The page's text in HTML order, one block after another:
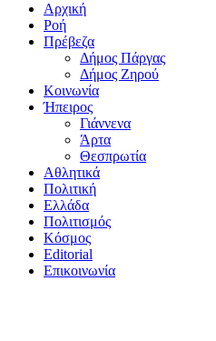
Αρχική
Ροή
Πρέβεζα
Δήμος Πάργας
Δήμος Ζηρού
Κοινωνία
Ήπειρος
Γιάννενα
Άρτα
Θεσπρωτία
Αθλητικά
Πολιτική
Ελλάδα
Πολιτισμός
Κόσμος
Editorial
Επικοινωνία